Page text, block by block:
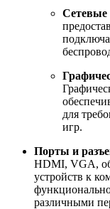
Сетевые
для
игр.
Порты и
HDMI, VGA,
устройств к
различными